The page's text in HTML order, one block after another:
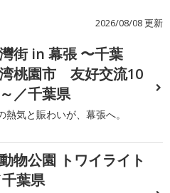
2026/08/08 更新
街 in 幕張 〜千葉
桃園市 友好交流10
／千葉県
熱気と賑わいが、幕張へ。
物公園 トワイライト
葉県